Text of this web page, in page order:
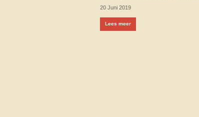
20 Juni 2019
Lees meer